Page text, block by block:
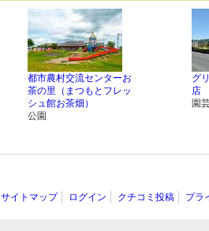
都市農村交流センターお
茶の里（まつもとフレッ
シュ館お茶畑）
公園
グ
店
園
サイトマップ ログイン クチコミ投稿 プラ